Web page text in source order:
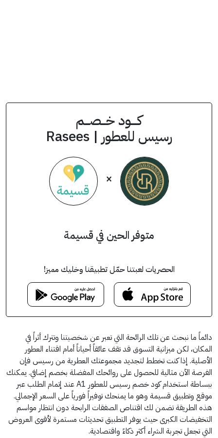
كــــود خـــصـــم
رسيس للعطور | Rasees
×
متوفر الحين في قسيمة
الحصريات لعبتنا حمّل تطبيقنا وخليك مميز!
دائماً ما نبحث عن تلك الرائحة التي تعبر عن شخصيتنا وتترك أثراً في
المكان، لكن ميزانية التسوق قد تقف عائقاً أحياناً أمام اقتناء العطور
الأصلية. إذا كنت تخطط لتجديد مجموعتك العطرية من رسيس فإن
الفرصة الآن مثالية للحصول على روائحك المفضلة بخصم إضافي. يمكنك
ببساطة استخدام كود خصم رسيس للعطور A1 عند إتمام الطلب عبر
موقع وتطبيق قسيمة وهو ما يمنحك توفيراً فورياً على السعر الإجمالي.
هذه الطريقة تضمن لك اقتناص الصفقات الرابحة دون انتظار مواسم
التخفيضات الكبرى حيث يوفر التطبيق تحديثات مستمرة لأقوى العروض
التي تجعل تجربة الشراء أكثر ذكاءً واقتصادية.